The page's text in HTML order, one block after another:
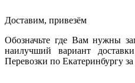
Доставим, привезём
Обозначьте где Вам нужны
наилучший вариант
Перевозки по Екатеринбургу